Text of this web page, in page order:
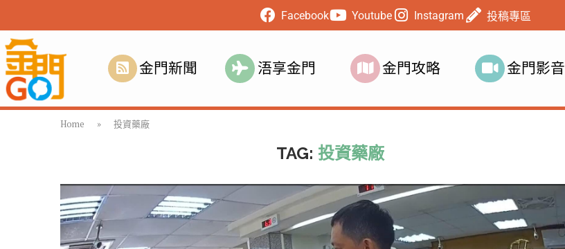
Facebook Youtube Instagram 投稿專區
金門新聞 浯享金門 金門攻略 金門影音
Home » 投資藥廠
TAG: 投資藥廠